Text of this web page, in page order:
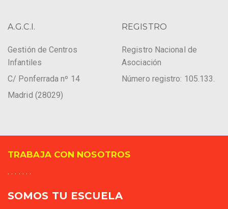
A.G.C.I.
Gestión de Centros
Infantiles
C/ Ponferrada nº 14
Madrid (28029)
REGISTRO
Registro Nacional de
Asociación
Número registro: 105.133.
TRABAJA CON NOSOTROS
. . . . . . .
SOMOS TU ESCUELA